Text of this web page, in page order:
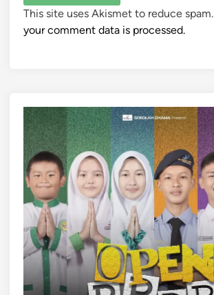
This site uses Akismet to reduce spam.
your comment data is processed.